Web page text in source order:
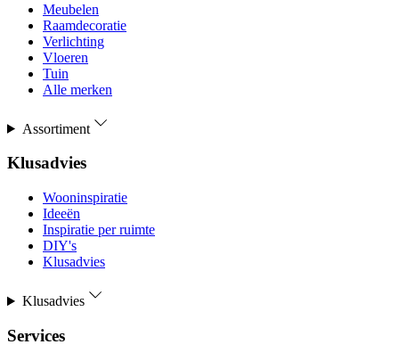
Meubelen
Raamdecoratie
Verlichting
Vloeren
Tuin
Alle merken
Assortiment
Klusadvies
Wooninspiratie
Ideeën
Inspiratie per ruimte
DIY's
Klusadvies
Klusadvies
Services